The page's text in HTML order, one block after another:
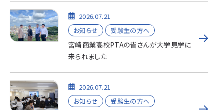
2026.07.21
お知らせ
受験生の方へ
宮崎商業高校PTAの皆さんが大学見学に
来られました
2026.07.21
お知らせ
受験生の方へ